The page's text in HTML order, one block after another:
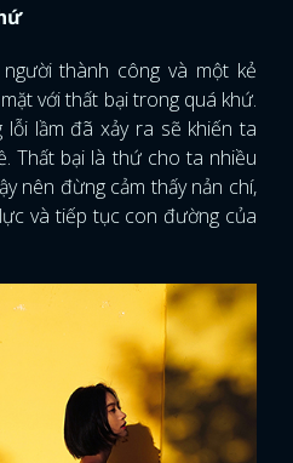
thành công và một kẻ
với thất bại trong quá khứ.
lỗi lầm đã xảy ra sẽ khiến ta
Thất bại là thứ cho ta nhiều
nên đừng cảm thấy nản chí,
và tiếp tục con đường của